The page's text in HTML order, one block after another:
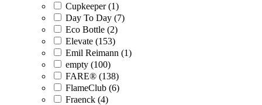
Cupkeeper (1)
Day To Day (7)
Eco Bottle (2)
Elevate (153)
Emil Reimann (1)
empty (100)
FARE® (138)
FlameClub (6)
Fraenck (4)